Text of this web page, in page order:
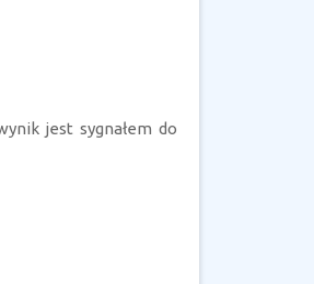
jest sygnałem do